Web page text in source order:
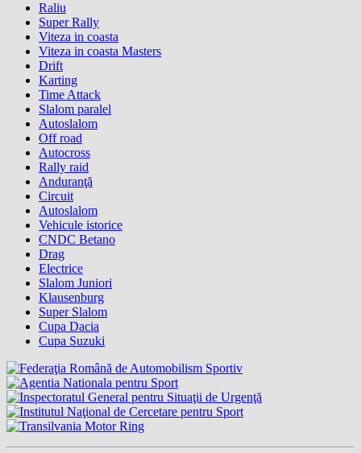
Raliu
Super Rally
Viteza in coasta
Viteza in coasta Masters
Drift
Karting
Time Attack
Slalom paralel
Autoslalom
Off road
Autocross
Rally raid
Anduranţă
Circuit
Autoslalom
Vehicule istorice
CNDC Betano
Drag
Electrice
Slalom Juniori
Klausenburg
Super Slalom
Cupa Dacia
Cupa Suzuki